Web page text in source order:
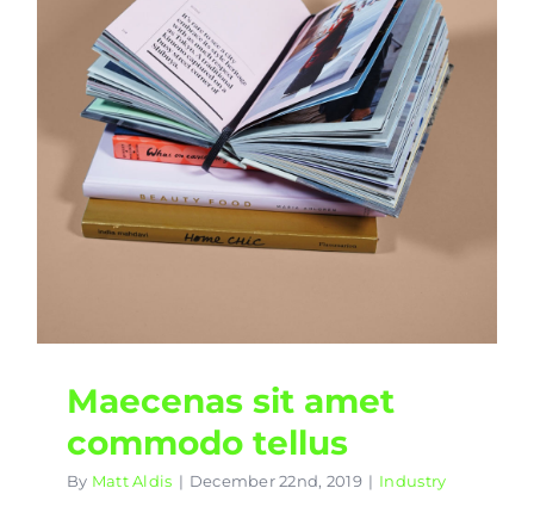
Maecenas sit amet
commodo tellus
By Matt Aldis | December 22nd, 2019 | Industry